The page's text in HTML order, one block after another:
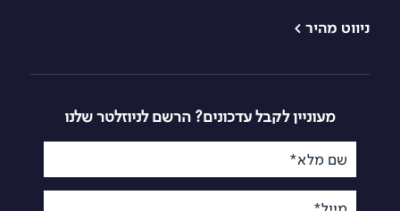
ניווט מהיר >
קורסי צילום
סדנאות צילום
מסעות שייט
מסעות טרנס
קורס צילום
בסמארטפון
קורס צילום בעלי חיים
מעוניין לקבל עדכונים? הרשם לניוזלטר שלנו
שם מלא*